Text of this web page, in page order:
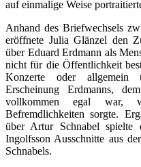
auf einmalige Weise
Anhand des Briefwechsels
eröffnete Julia Glänzel den
über Eduard Erdmann als
nicht für die Öffentlichkeit
Konzerte oder allgemein
Erscheinung Erdmanns,
vollkommen egal war,
Befremdlichkeiten sorgte.
über Artur Schnabel spielte
Ingolfsson Ausschnitte aus
Schnabels.